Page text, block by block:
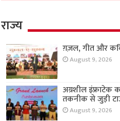
राज्य
ग़ज़ल, गीत और
August 9, 2026
अग्रशील इंफ्राटेक
तकनीक से जुड़ी
August 9, 2026